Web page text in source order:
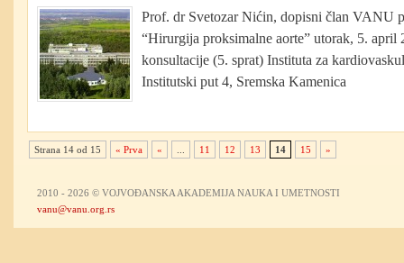
Prof. dr Svetozar Nićin, dopisni član VANU
“Hirurgija proksimalne aorte” utorak, 5. april
konsultacije (5. sprat) Instituta za
Institutski put 4, Sremska Kamenica
Strana 14 od 15 « Prva « 11 12 13 14 15 »
2010 - 2026 © VOJVOĐANSKA AKADEMIJA NAUKA I UMETNOSTI
vanu@vanu.org.rs